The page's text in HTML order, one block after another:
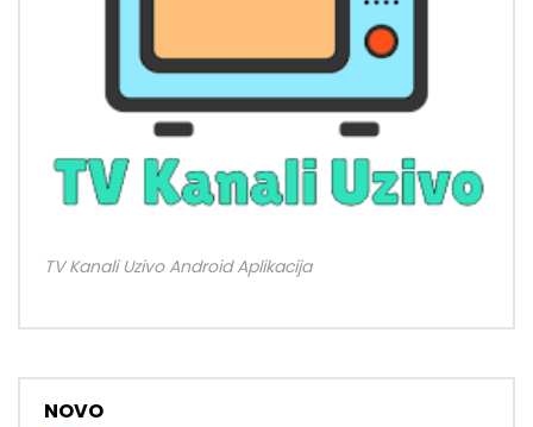
TV Kanali Uzivo Android Aplikacija
NOVO